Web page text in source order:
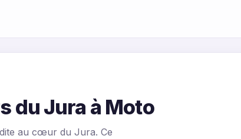
du Jura à Moto
au cœur du Jura. Ce